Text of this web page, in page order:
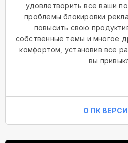
удовлетворить все ваши
проблемы блокировки
повысить свою
собственные темы и многое
комфортом, установив все
вы
О ПК